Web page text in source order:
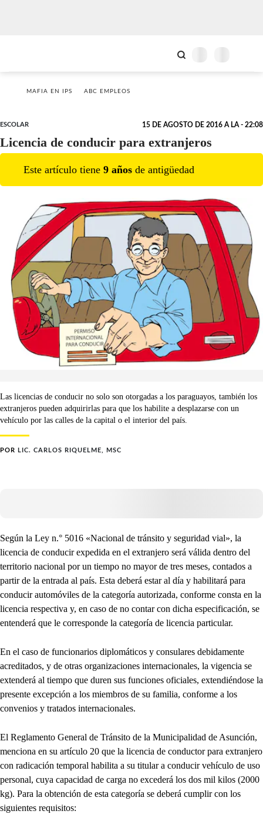
MAFIA EN IPS ABC EMPLEOS
ESCOLAR 15 DE AGOSTO DE 2016 A LA - 22:08
Licencia de conducir para extranjeros
Este artículo tiene 9 años de antigüedad
Las licencias de conducir no solo son otorgadas a los paraguayos, también los
extranjeros pueden adquirirlas para que los habilite a desplazarse con un
vehículo por las calles de la capital o el interior del país.
POR LIC. CARLOS RIQUELME, MSC
Según la Ley n.° 5016 «Nacional de tránsito y seguridad vial», la
licencia de conducir expedida en el extranjero será válida dentro del
territorio nacional por un tiempo no mayor de tres meses, contados a
partir de la entrada al país. Esta deberá estar al día y habilitará para
conducir automóviles de la categoría autorizada, conforme consta en la
licencia respectiva y, en caso de no contar con dicha especificación, se
entenderá que le corresponde la categoría de licencia particular.
En el caso de funcionarios diplomáticos y consulares debidamente
acreditados, y de otras organizaciones internacionales, la vigencia se
extenderá al tiempo que duren sus funciones oficiales, extendiéndose la
presente excepción a los miembros de su familia, conforme a los
convenios y tratados internacionales.
El Reglamento General de Tránsito de la Municipalidad de Asunción,
menciona en su artículo 20 que la licencia de conductor para extranjero
con radicación temporal habilita a su titular a conducir vehículo de uso
personal, cuya capacidad de carga no excederá los dos mil kilos (2000
kg). Para la obtención de esta categoría se deberá cumplir con los
siguientes requisitos: